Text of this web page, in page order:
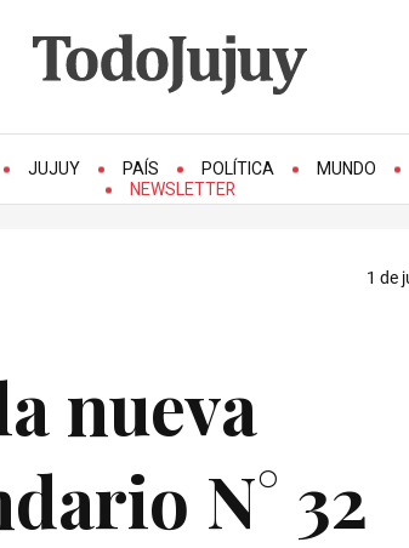
JUJUY PAÍS POLÍTICA MUNDO
NEWSLETTER
1 de
nueva
N° 32